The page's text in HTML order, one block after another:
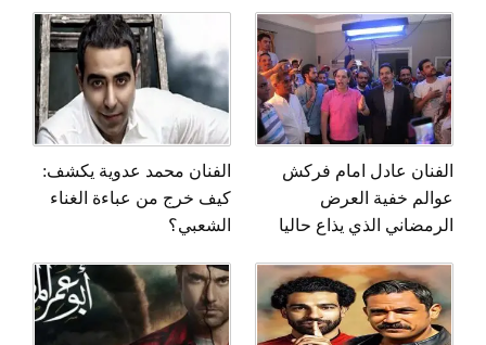
الفنان عادل امام فركش
عوالم خفية العرض
الرمضاني الذي يذاع حاليا
الفنان محمد عدوية يكشف:
كيف خرج من عباءة الغناء
الشعبي؟